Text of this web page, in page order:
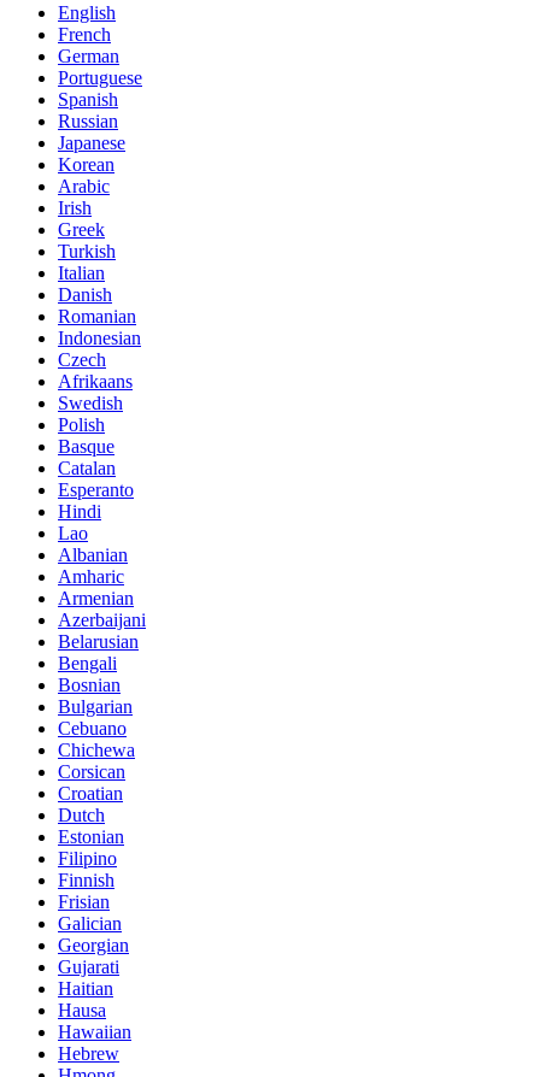
English
French
German
Portuguese
Spanish
Russian
Japanese
Korean
Arabic
Irish
Greek
Turkish
Italian
Danish
Romanian
Indonesian
Czech
Afrikaans
Swedish
Polish
Basque
Catalan
Esperanto
Hindi
Lao
Albanian
Amharic
Armenian
Azerbaijani
Belarusian
Bengali
Bosnian
Bulgarian
Cebuano
Chichewa
Corsican
Croatian
Dutch
Estonian
Filipino
Finnish
Frisian
Galician
Georgian
Gujarati
Haitian
Hausa
Hawaiian
Hebrew